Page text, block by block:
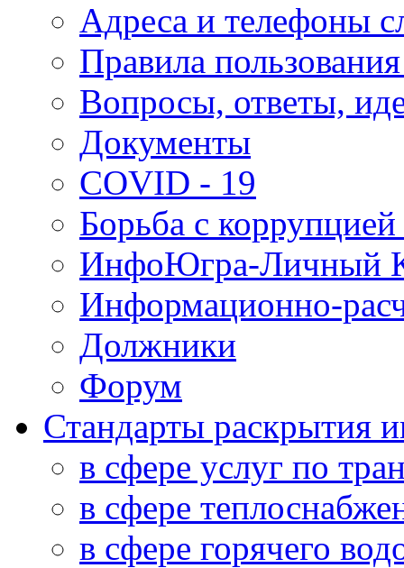
Адреса и телефоны
Правила
Вопросы, ответы,
Документы
COVID - 19
Борьба с
ИнфоЮгра-Личный
Информационно-
Должники
Форум
Стандарты раскрытия
в сфере услуг по
в сфере
в сфере горячего